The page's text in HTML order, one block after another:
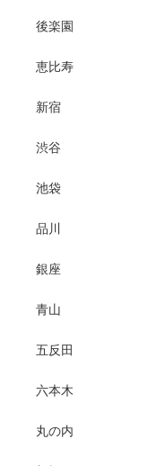
後楽園
恵比寿
新宿
渋谷
池袋
品川
銀座
青山
五反田
六本木
丸の内